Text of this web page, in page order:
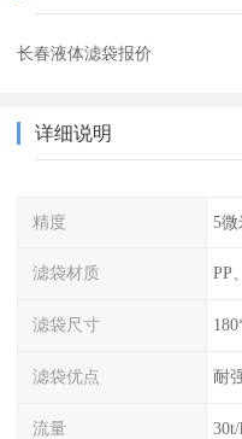
长春液体滤袋报价
详细说明
精度 5微
滤袋材质 PP
滤袋尺寸
滤袋优点 耐
流量 30t/